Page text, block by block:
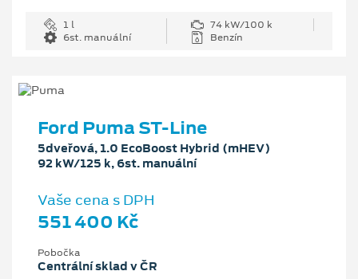
1 l
74 kW/100 k
6st. manuální
Benzín
Ford Puma ST-Line
5dveřová, 1.0 EcoBoost Hybrid (mHEV)
92 kW/125 k, 6st. manuální
Vaše cena s DPH
551 400 Kč
Pobočka
Centrální sklad v ČR